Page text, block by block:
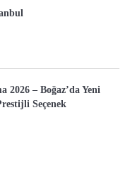
2026 – Boğaz’da Yeni
Seçenek